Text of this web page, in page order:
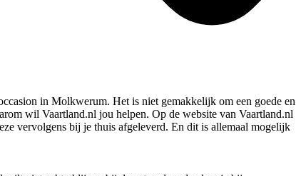
in Molkwerum. Het is niet gemakkelijk om een goede en
wil Vaartland.nl jou helpen. Op de website van Vaartland.nl
vervolgens bij je thuis afgeleverd. En dit is allemaal mogelijk